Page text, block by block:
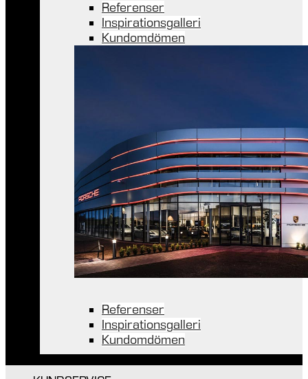
Referenser
Inspirationsgalleri
Kundomdömen
Referenser
Inspirationsgalleri
Kundomdömen